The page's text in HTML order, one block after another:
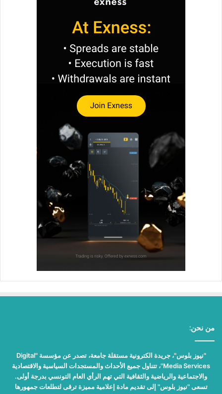
من نحن:
"نيوز بلوس"، جريدة الكترونية مستقلة جامعة، تصدر عن مؤسسة "Digital
Media Services"، تتناول جميع الأحداث والمستجدات السياسية والاقتصادية
والاجتماعية والرياضية والثقافية التي تهم الرأي العام التونسي بدرجة أولى.
تسعى "نيوز بلوس" إلى تقديم مادة إعلامية مميزة ترقى لتطلعات جمهورها